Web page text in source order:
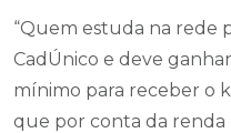
“Quem estuda na rede
CadÚnico e deve
mínimo para receber o
que por conta da renda